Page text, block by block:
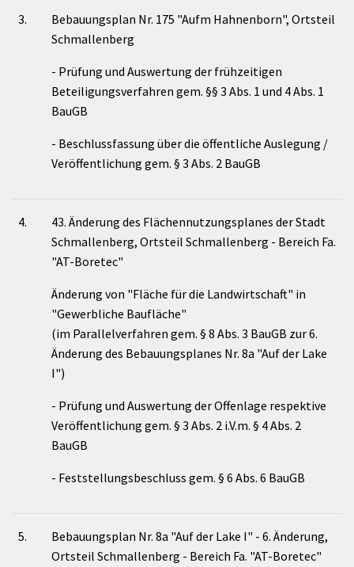
3.
Bebauungsplan Nr. 175 "Aufm Hahnenborn", Ortsteil
Schmallenberg
- Prüfung und Auswertung der frühzeitigen
Beteiligungsverfahren gem. §§ 3 Abs. 1 und 4 Abs. 1
BauGB
- Beschlussfassung über die öffentliche Auslegung /
Veröffentlichung gem. § 3 Abs. 2 BauGB
4.
43. Änderung des Flächennutzungsplanes der Stadt
Schmallenberg, Ortsteil Schmallenberg - Bereich Fa.
"AT-Boretec"
Änderung von "Fläche für die Landwirtschaft" in
"Gewerbliche Baufläche"
(im Parallelverfahren gem. § 8 Abs. 3 BauGB zur 6.
Änderung des Bebauungsplanes Nr. 8a "Auf der Lake
I")
- Prüfung und Auswertung der Offenlage respektive
Veröffentlichung gem. § 3 Abs. 2 i.V.m. § 4 Abs. 2
BauGB
- Feststellungsbeschluss gem. § 6 Abs. 6 BauGB
5.
Bebauungsplan Nr. 8a "Auf der Lake I" - 6. Änderung,
Ortsteil Schmallenberg - Bereich Fa. "AT-Boretec"